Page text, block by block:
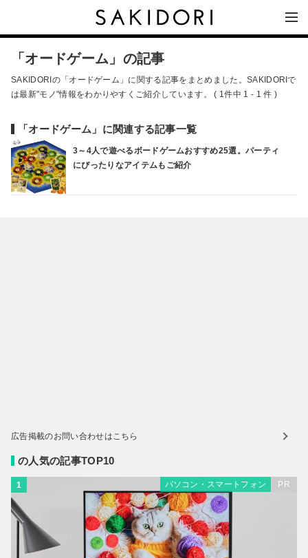
「オードゲーム」の記事
SAKIDORIの「オードゲーム」に関する記事をまとめました。SAKIDORIで
は最新"モノ"情報をわかりやすくご紹介しています。 ( 1件中 1 - 1 件 )
「オードゲーム」に関連する記事一覧
3～4人で遊べるボードゲームおすすめ25選。パーティ
にぴったりなアイテムもご紹介
広告掲載のお問い合わせはこちら
の人気の記事TOP10
1 パソコン・スマートフォン PR